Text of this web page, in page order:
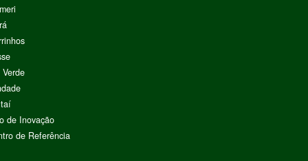
de Inovação
de Referência